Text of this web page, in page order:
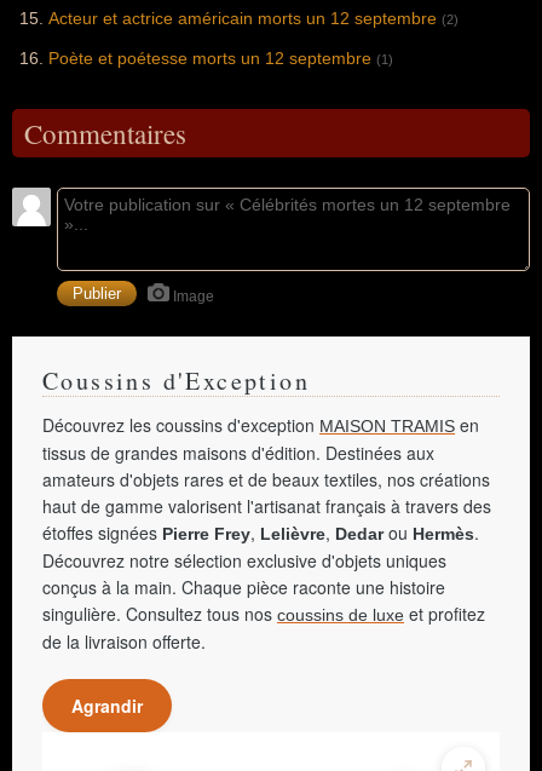
Acteur et actrice américain morts un 12 septembre (2)
Poète et poétesse morts un 12 septembre (1)
Commentaires
Image
Coussins d'Exception
Découvrez les coussins d'exception MAISON TRAMIS en
tissus de grandes maisons d'édition. Destinées aux
amateurs d'objets rares et de beaux textiles, nos créations
haut de gamme valorisent l'artisanat français à travers des
étoffes signées Pierre Frey, Lelièvre, Dedarou Hermès.
Découvrez notre sélection exclusive d'objets uniques
conçus à la main. Chaque pièce raconte une histoire
singulière. Consultez tous nos coussins de luxe et profitez
de la livraison offerte.
Agrandir